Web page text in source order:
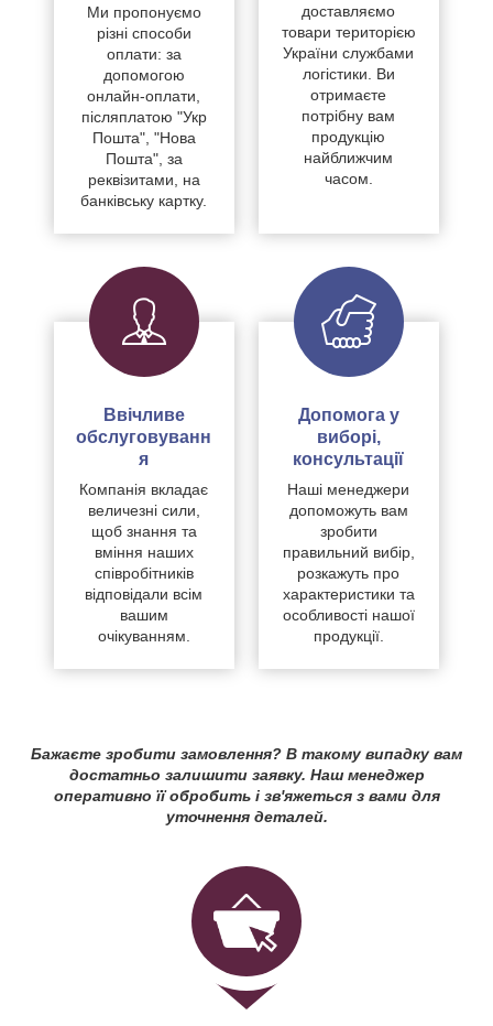
Ми пропонуємо
різні способи
оплати: за
допомогою
онлайн-оплати,
післяплатою "Укр
Пошта", "Нова
Пошта", за
реквізитами, на
банківську картку.
доставляємо
товари територією
України службами
логістики. Ви
отримаєте
потрібну вам
продукцію
найближчим
часом.
Ввічливе
обслуговуванн
я
Компанія вкладає
величезні сили,
щоб знання та
вміння наших
співробітників
відповідали всім
вашим
очікуванням.
Допомога у
виборі,
консультації
Наші менеджери
допоможуть вам
зробити
правильний вибір,
розкажуть про
характеристики та
особливості нашої
продукції.
Бажаєте зробити замовлення? В такому випадку вам
достатньо залишити заявку. Наш менеджер
оперативно її обробить і зв'яжеться з вами для
уточнення деталей.